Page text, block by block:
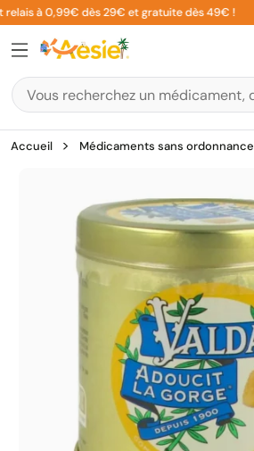
Aller
au
contenu
à 0,99€ dès 29€ et gratuite dès 49€ !
Accueil Médicaments sans ordonnance